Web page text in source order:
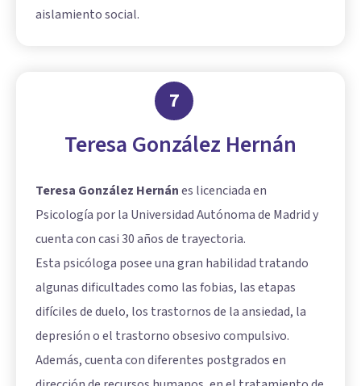
aislamiento social.
7
Teresa González Hernán
Teresa González Hernánes licenciada en
Psicología por la Universidad Autónoma de Madrid y
cuenta con casi 30 años de trayectoria.
Esta psicóloga posee una gran habilidad tratando
algunas dificultades como las fobias, las etapas
difíciles de duelo, los trastornos de la ansiedad, la
depresión o el trastorno obsesivo compulsivo.
Además, cuenta con diferentes postgrados en